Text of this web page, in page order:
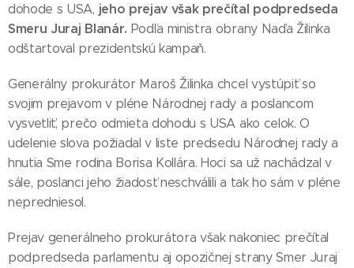
dohode s USA, jeho prejav však prečítal podpredseda
Smeru Juraj Blanár. Podľa ministra obrany Naďa Žilinka
odštartoval prezidentskú kampaň.
Generálny prokurátor Maroš Žilinka chcel vystúpiť so
svojim prejavom v pléne Národnej rady a poslancom
vysvetliť, prečo odmieta dohodu s USA ako celok. O
udelenie slova požiadal v liste predsedu Národnej rady a
hnutia Sme rodina Borisa Kollára. Hoci sa už nachádzal v
sále, poslanci jeho žiadosť neschválili a tak ho sám v pléne
nepredniesol.
Prejav generálneho prokurátora však nakoniec prečítal
podpredseda parlamentu aj opozičnej strany Smer Juraj